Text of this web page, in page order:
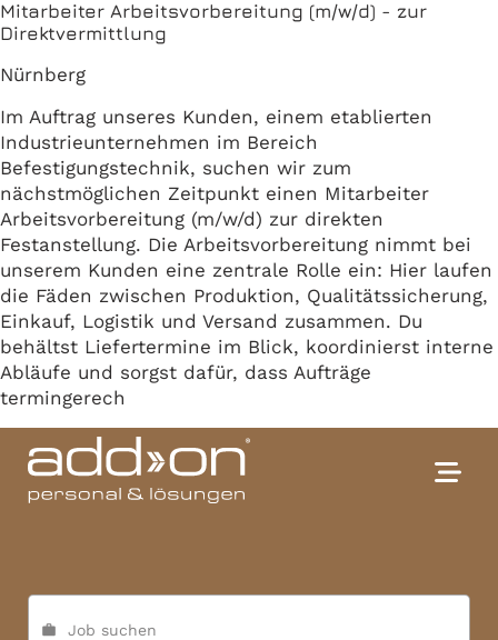
Mitarbeiter Arbeitsvorbereitung (m/w/d) - zur
Direktvermittlung
Nürnberg
Im Auftrag unseres Kunden, einem etablierten
Industrieunternehmen im Bereich
Befestigungstechnik, suchen wir zum
nächstmöglichen Zeitpunkt einen Mitarbeiter
Arbeitsvorbereitung (m/w/d) zur direkten
Festanstellung. Die Arbeitsvorbereitung nimmt bei
unserem Kunden eine zentrale Rolle ein: Hier laufen
die Fäden zwischen Produktion, Qualitätssicherung,
Einkauf, Logistik und Versand zusammen. Du
behältst Liefertermine im Blick, koordinierst interne
Abläufe und sorgst dafür, dass Aufträge
termingerech
work Job suchen